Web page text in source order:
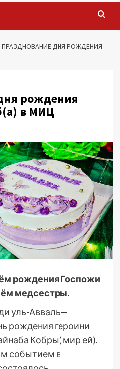
ПРАЗДНОВАНИЕ ДНЯ РОЖДЕНИЯ
рождения
в МИЦ
рождения Госпожи
медсестры.
уль-Авваль—
рождения героини
Кобры( мир ей).
событием в